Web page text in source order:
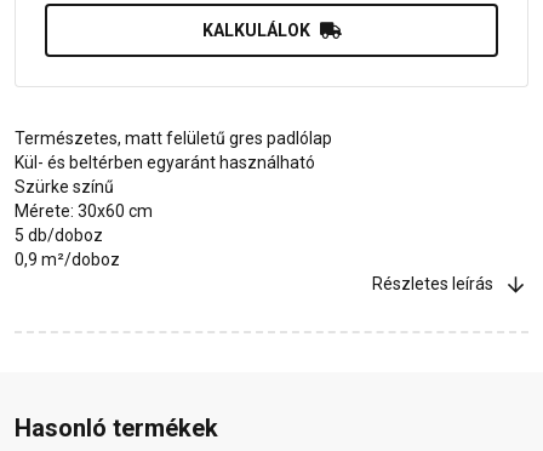
KALKULÁLOK
Természetes, matt felületű gres padlólap
Kül- és beltérben egyaránt használható
Szürke színű
Mérete: 30x60 cm
5 db/doboz
0,9 m²/doboz
Részletes leírás
Hasonló termékek